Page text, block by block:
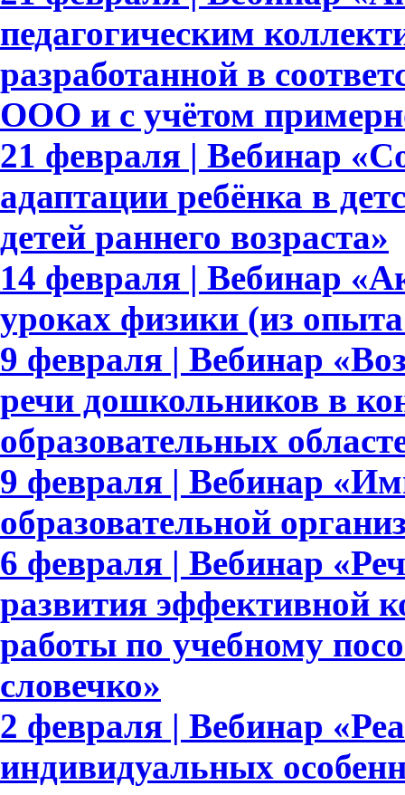
педагогическим
разработанной в
ООО и с учётом
21 февраля | Вебинар
адаптации ребёнка в
детей раннего возраста»
14 февраля | Вебинар
уроках физики (из
9 февраля | Вебинар
речи дошкольников в
образовательных
9 февраля | Вебинар
образовательной
6 февраля | Вебинар
развития эффективной
работы по учебному
словечко»
2 февраля | Вебинар
индивидуальных